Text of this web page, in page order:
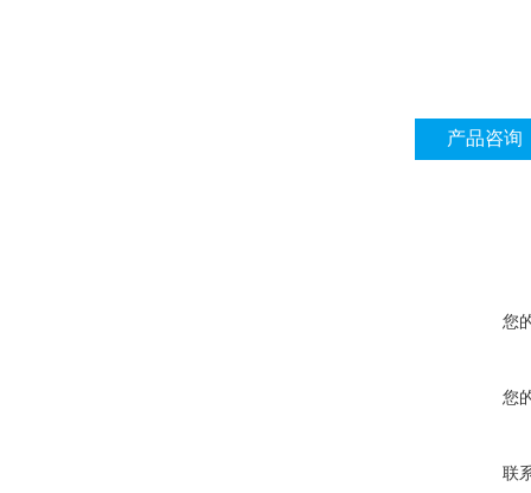
产品咨询
您
您
联